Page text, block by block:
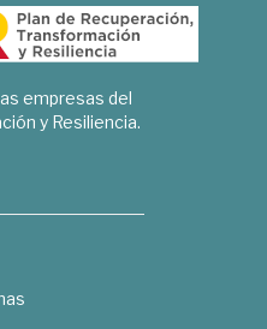
empresas del
y Resiliencia.